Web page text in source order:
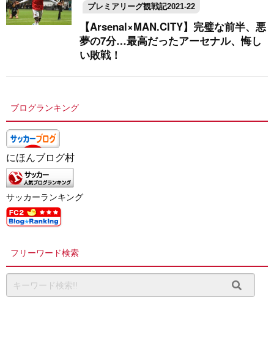
プレミアリーグ観戦記2021-22
【Arsenal×MAN.CITY】完璧な前半、悪
夢の7分…最高だったアーセナル、悔し
い敗戦！
ブログランキング
にほんブログ村
サッカーランキング
フリーワード検索